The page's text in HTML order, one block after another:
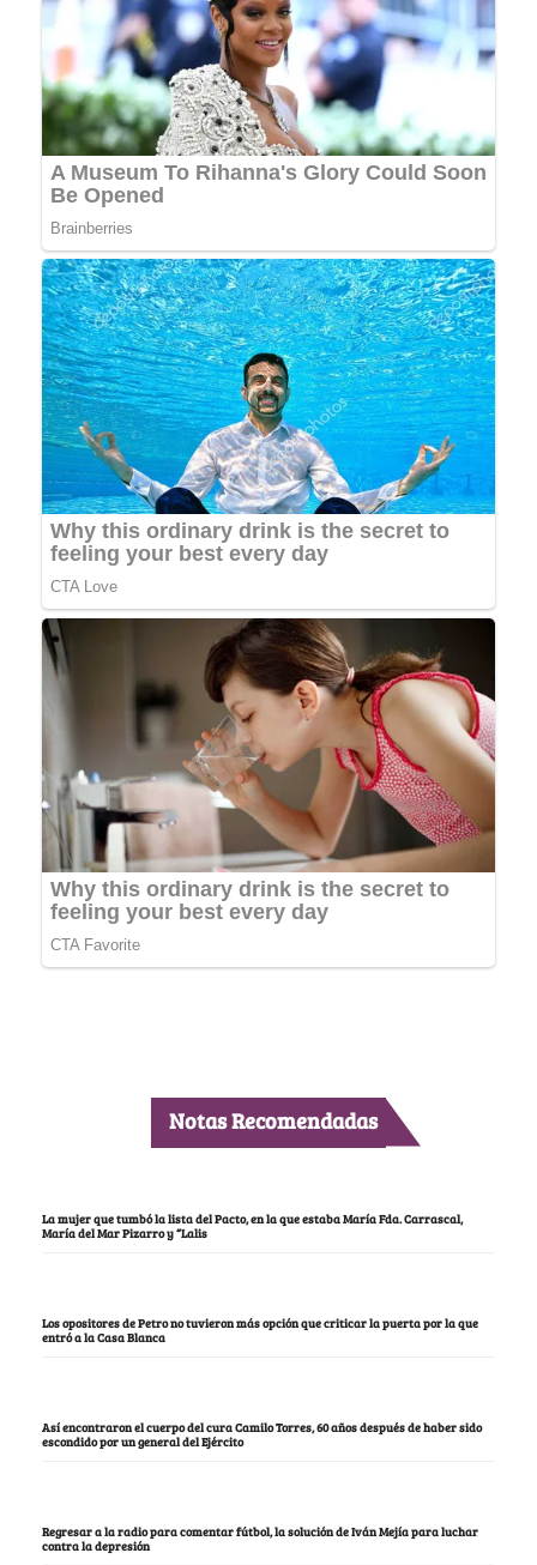
Notas Recomendadas
La mujer que tumbó la lista del Pacto, en la que estaba María Fda. Carrascal,
María del Mar Pizarro y “Lalis
Los opositores de Petro no tuvieron más opción que criticar la puerta por la que
entró a la Casa Blanca
Así encontraron el cuerpo del cura Camilo Torres, 60 años después de haber sido
escondido por un general del Ejército
Regresar a la radio para comentar fútbol, la solución de Iván Mejía para luchar
contra la depresión